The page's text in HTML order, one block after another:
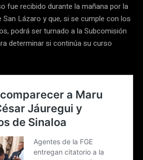
fue recibido durante la mañana por la
San Lázaro y que, si se cumple con los
podrá ser turnado a la Subcomisión
determinar si continúa su curso